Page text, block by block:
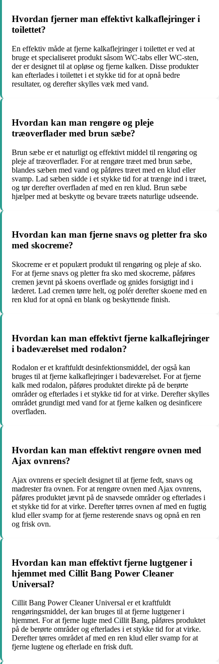
Hvordan fjerner man effektivt kalkaflejringer i
toilettet?
En effektiv måde at fjerne kalkaflejringer i toilettet er ved at
bruge et specialiseret produkt såsom WC-tabs eller WC-sten,
der er designet til at opløse og fjerne kalken. Disse produkter
kan efterlades i toilettet i et stykke tid for at opnå bedre
resultater, og derefter skylles væk med vand.
Hvordan kan man rengøre og pleje
træoverflader med brun sæbe?
Brun sæbe er et naturligt og effektivt middel til rengøring og
pleje af træoverflader. For at rengøre træet med brun sæbe,
blandes sæben med vand og påføres træet med en klud eller
svamp. Lad sæben sidde i et stykke tid for at trænge ind i træet,
og tør derefter overfladen af med en ren klud. Brun sæbe
hjælper med at beskytte og bevare træets naturlige udseende.
Hvordan kan man fjerne snavs og pletter fra sko
med skocreme?
Skocreme er et populært produkt til rengøring og pleje af sko.
For at fjerne snavs og pletter fra sko med skocreme, påføres
cremen jævnt på skoens overflade og gnides forsigtigt ind i
læderet. Lad cremen tørre helt, og polér derefter skoene med en
ren klud for at opnå en blank og beskyttende finish.
Hvordan kan man effektivt fjerne kalkaflejringer
i badeværelset med rodalon?
Rodalon er et kraftfuldt desinfektionsmiddel, der også kan
bruges til at fjerne kalkaflejringer i badeværelset. For at fjerne
kalk med rodalon, påføres produktet direkte på de berørte
områder og efterlades i et stykke tid for at virke. Derefter skylles
området grundigt med vand for at fjerne kalken og desinficere
overfladen.
Hvordan kan man effektivt rengøre ovnen med
Ajax ovnrens?
Ajax ovnrens er specielt designet til at fjerne fedt, snavs og
madrester fra ovnen. For at rengøre ovnen med Ajax ovnrens,
påføres produktet jævnt på de snavsede områder og efterlades i
et stykke tid for at virke. Derefter tørres ovnen af med en fugtig
klud eller svamp for at fjerne resterende snavs og opnå en ren
og frisk ovn.
Hvordan kan man effektivt fjerne lugtgener i
hjemmet med Cillit Bang Power Cleaner
Universal?
Cillit Bang Power Cleaner Universal er et kraftfuldt
rengøringsmiddel, der kan bruges til at fjerne lugtgener i
hjemmet. For at fjerne lugte med Cillit Bang, påføres produktet
på de berørte områder og efterlades i et stykke tid for at virke.
Derefter tørres området af med en ren klud eller svamp for at
fjerne lugtene og efterlade en frisk duft.